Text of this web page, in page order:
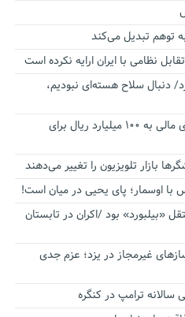
توهم تبدیل می‌کند
نظامی با ایران ارایه نکرده است
دنبال سلاح هسته‌ای نبودیم،
آستانه الزام به دریافت صورت های مالی به ۱۰۰ میلیارد ریال برای
بازار تلویزیون را تغییر می‌دهند
با اوسمار؛ پای یحیی در میان است!
«بیلبورد» بود /اکران در تابستان
غیرمجاز در یزد؛ عزم جدی
ترامپ در کنگره